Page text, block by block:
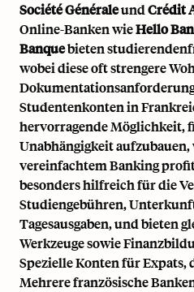
Société GénéraleundCrédit
Online-Banken wieHello
Banquebieten
wobei diese oft strengere
Studentenkonten in
hervorragende Möglichkeit,
Unabhängigkeit
vereinfachtem Banking
besonders hilfreich für die
Studiengebühren,
Tagesausgaben, und bieten
Werkzeuge sowie
Spezielle Konten für Expats,
Mehrere französische